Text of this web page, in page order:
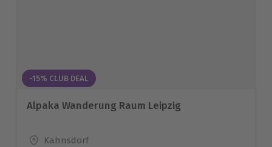
-15% CLUB DEAL
Alpaka Wanderung Raum Leipzig
Standort
Kahnsdorf